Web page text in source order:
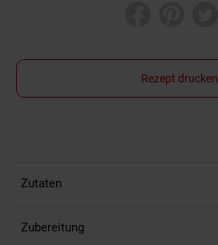
Rezept drucken
Zutaten
Zubereitung